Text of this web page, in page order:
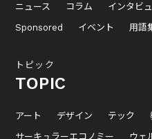
ニュース コラム インタビ
Sponsored
イベント 用語
トピック
TOPIC
アート デザイン テック
サーキュラーエコノミー
ウェ